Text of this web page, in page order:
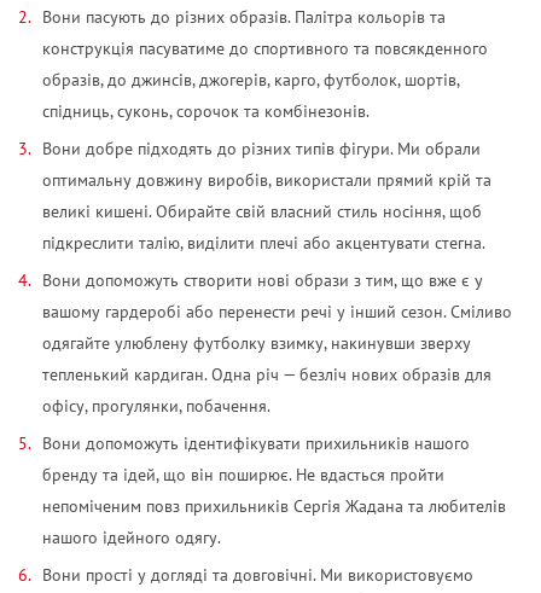
Вони пасують до різних образів. Палітра кольорів та
конструкція пасуватиме до спортивного та повсякденного
образів, до джинсів, джогерів, карго, футболок, шортів,
спідниць, суконь, сорочок та комбінезонів.
Вони добре підходять до різних типів фігури. Ми обрали
оптимальну довжину виробів, використали прямий крій та
великі кишені. Обирайте свій власний стиль носіння, щоб
підкреслити талію, виділити плечі або акцентувати стегна.
Вони допоможуть створити нові образи з тим, що вже є у
вашому гардеробі або перенести речі у інший сезон. Сміливо
одягайте улюблену футболку взимку, накинувши зверху
тепленький кардиган. Одна річ — безліч нових образів для
офісу, прогулянки, побачення.
Вони допоможуть ідентифікувати прихильників нашого
бренду та ідей, що він поширює. Не вдасться пройти
непоміченим повз прихильників Сергія Жадана та любителів
нашого ідейного одягу.
Вони прості у догляді та довговічні. Ми використовуємо